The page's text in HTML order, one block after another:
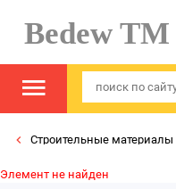
Bedew TM
Строительные материалы
Элемент не найден